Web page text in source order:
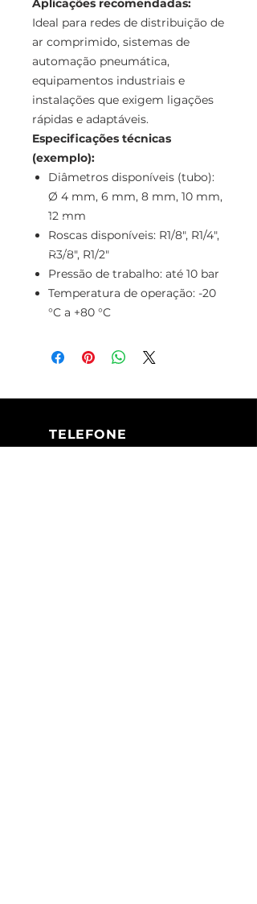
Aplicações recomendadas:
Ideal para redes de distribuição de
ar comprimido, sistemas de
automação pneumática,
equipamentos industriais e
instalações que exigem ligações
rápidas e adaptáveis.
Especificações técnicas
(exemplo):
Diâmetros disponíveis (tubo):
Ø 4 mm, 6 mm, 8 mm, 10 mm,
12 mm
Roscas disponíveis: R1/8", R1/4",
R3/8", R1/2"
Pressão de trabalho: até 10 bar
Temperatura de operação: -20
°C a +80 °C
TELEFONE